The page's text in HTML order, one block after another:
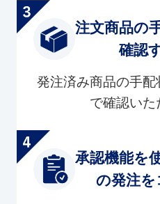
注文商品の
確認
発注済み商品の手
で確認いた
承認機能を
の発注